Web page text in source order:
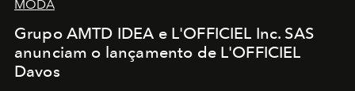
MODA
Grupo AMTD IDEA e L'OFFICIEL Inc. SAS
anunciam o lançamento de L'OFFICIEL
Davos